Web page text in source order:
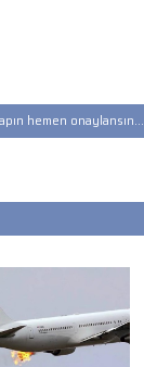
hemen onaylansın...